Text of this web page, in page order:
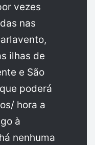
vezes
nas
ilhas de
e São
poderá
hora a
à
nenhuma